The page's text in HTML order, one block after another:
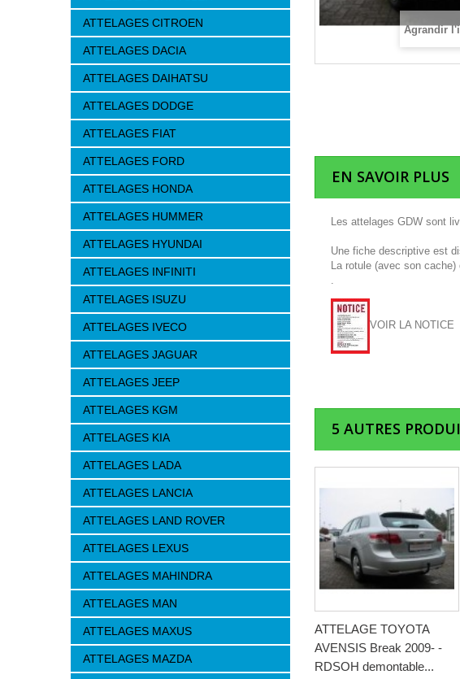
ATTELAGES CITROEN
ATTELAGES DACIA
ATTELAGES DAIHATSU
ATTELAGES DODGE
ATTELAGES FIAT
ATTELAGES FORD
ATTELAGES HONDA
ATTELAGES HUMMER
ATTELAGES HYUNDAI
ATTELAGES INFINITI
ATTELAGES ISUZU
ATTELAGES IVECO
ATTELAGES JAGUAR
ATTELAGES JEEP
ATTELAGES KGM
ATTELAGES KIA
ATTELAGES LADA
ATTELAGES LANCIA
ATTELAGES LAND ROVER
ATTELAGES LEXUS
ATTELAGES MAHINDRA
ATTELAGES MAN
ATTELAGES MAXUS
ATTELAGES MAZDA
Agrandir
EN SAVOIR PLUS
Les attelages GDW sont
Une fiche descriptive est
La rotule (avec son cache)
.
VOIR LA NOTICE
5 AUTRES
ATTELAGE TOYOTA
AVENSIS Break 2009- -
RDSOH demontable...